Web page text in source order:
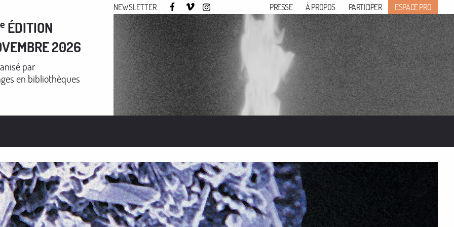
NEWSLETTER PRESSE À PROPOS PARTICIPER ESPACE PRO
e ÉDITION
2026
par
en bibliothèques